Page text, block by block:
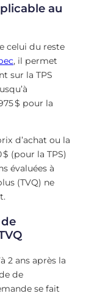
au
celui du reste
, il permet
sur la TPS
$ pour la
d’achat ou la
(pour la TPS)
évaluées à
(TVQ) ne
2 ans après la
de
se fait